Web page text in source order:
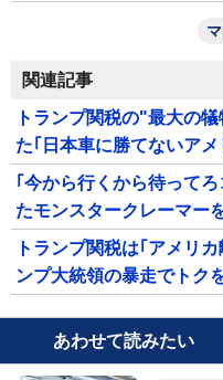
関連記事
トランプ関税の"最大の
た｢日本車に勝てないア
｢今から行くから待って
たモンスタークレーマー
トランプ関税は｢アメリ
ンプ大統領の暴走でトク
あわせて読みたい